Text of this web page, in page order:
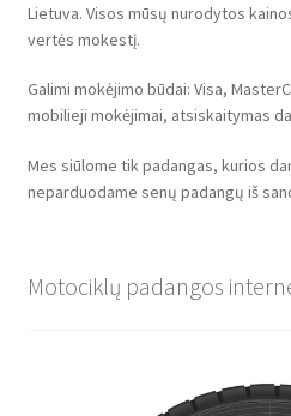
Lietuva. Visos mūsų nurodytos
vertės mokestį.
Galimi mokėjimo būdai: Visa,
mobilieji mokėjimai, atsiskaitymas
Mes siūlome tik padangas, kurios
neparduodame senų padangų iš
Motociklų padangos